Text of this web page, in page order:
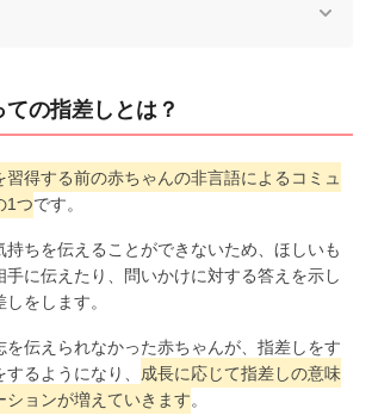
の指差しとは？
得する前の赤ちゃんの非言語によるコミュ
1つです。
持ちを伝えることができないため、ほしいも
手に伝えたり、問いかけに対する答えを示し
をします。
を伝えられなかった赤ちゃんが、指差しをす
るようになり、 成長に応じて指差しの意味
ションが増えていきます。